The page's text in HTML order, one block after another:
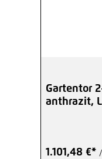
Gartentor
anthrazit,
1.101,48 €*